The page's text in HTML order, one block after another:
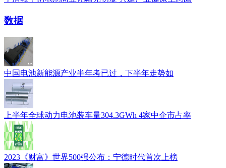
数据
中国电池新能源产业半年考已过，下半年走势如
上半年全球动力电池装车量304.3GWh 4家中企市占率
2023《财富》世界500强公布：宁德时代首次上榜